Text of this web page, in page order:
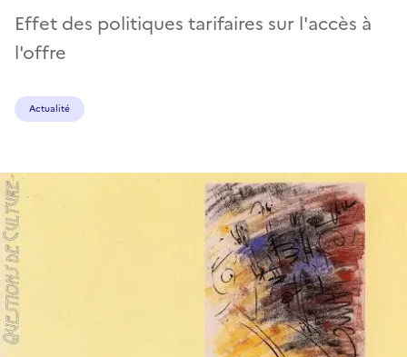
Effet des politiques tarifaires sur l'accès à
l'offre
Actualité